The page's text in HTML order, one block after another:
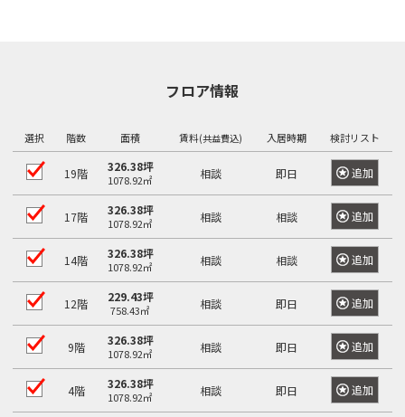
フロア情報
選択 階数 面積 賃料(共益費込) 入居時期 検討リスト
19階 326.38坪
1078.92㎡ 相談 即日 追加
17階 326.38坪
1078.92㎡ 相談 相談 追加
14階 326.38坪
1078.92㎡ 相談 相談 追加
12階 229.43坪
758.43㎡ 相談 即日 追加
9階 326.38坪
1078.92㎡ 相談 即日 追加
4階 326.38坪
1078.92㎡ 相談 即日 追加